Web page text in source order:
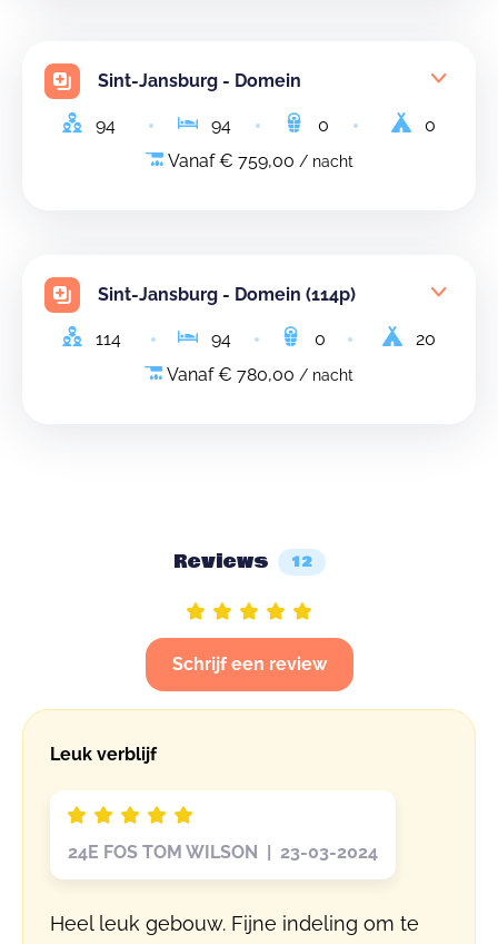
Sint-Jansburg - Domein
94 94 0
0
Vanaf € 759,00 / nacht
Sint-Jansburg - Domein (114p)
114 94 0
20
Vanaf € 780,00 / nacht
Reviews 12
Schrijf een review
Leuk verblijf
24E FOS TOM WILSON | 23-03-2024
Heel leuk gebouw. Fijne indeling om te